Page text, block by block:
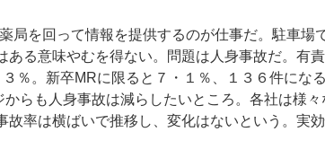
局を回って情報を提供するのが仕事だ。駐車場
ある意味やむを得ない。問題は人身事故だ。有
％。新卒MRに限ると７・１％、１３６件になる
らも人身事故は減らしたいところ。各社は様々
故率は横ばいで推移し、変化はないという。実